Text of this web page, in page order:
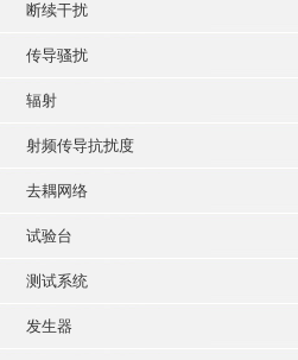
断续干扰
传导骚扰
辐射
射频传导抗扰度
去耦网络
试验台
测试系统
发生器